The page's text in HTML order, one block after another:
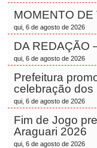
MOMENTO
qui, 6 de agosto de 2026
DA REDAÇÃO
qui, 6 de agosto de 2026
Prefeitura
celebração dos
qui, 6 de agosto de 2026
Fim de Jogo
Araguari 2026
qui, 6 de agosto de 2026